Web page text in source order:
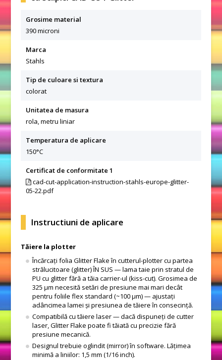
Grosime material
390 microni
Marca
Stahls
Tip de culoare si textura
colorat
Unitatea de masura
rola, metru liniar
Temperatura de aplicare
150°C
Certificat de conformitate 1
cad-cut-application-instruction-stahls-europe-glitter-
05-22.pdf
Instructiuni de aplicare
Tăiere la plotter
Încărcați folia Glitter Flake în cutterul-plotter cu partea
strălucitoare (glitter) ÎN SUS — lama taie prin stratul de
PU cu glitter fără a tăia carrier-ul (kiss-cut). Grosimea de
325 μm necesită setări de presiune mai mari decât
pentru foliile flex standard (~100 μm) — ajustați
adâncimea lamei și presiunea de tăiere în consecință.
Compatibilă cu tăiere laser — dacă dispuneți de cutter
laser, Glitter Flake poate fi tăiată cu precizie fără
presiune mecanică.
Designul trebuie oglindit (mirror) în software. Lățimea
minimă a liniilor: 1,5 mm (1/16 inch).